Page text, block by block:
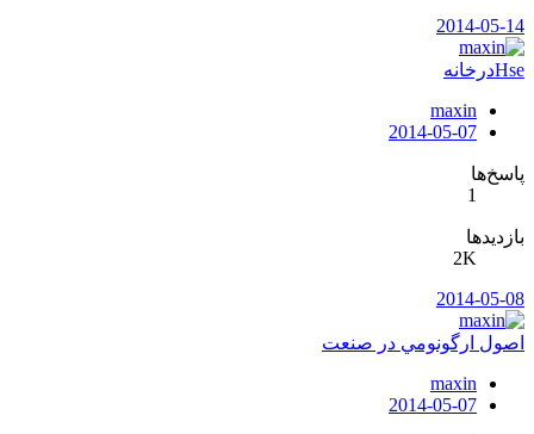
2014-05-14
Hseدرخانه
maxin
2014-05-07
پاسخ‌ها
1
بازدیدها
2K
2014-05-08
اصول ارگونومي در صنعت
maxin
2014-05-07